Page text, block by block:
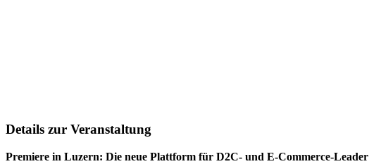
Details zur Veranstaltung
Premiere in Luzern: Die neue Plattform für D2C- und E-Commerce-Leader